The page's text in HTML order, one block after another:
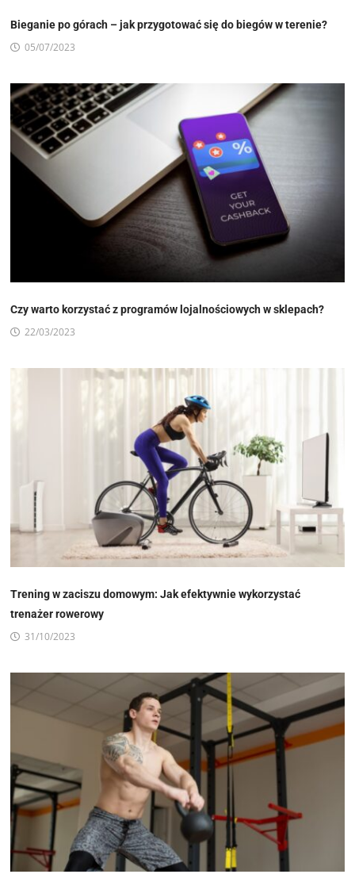
Bieganie po górach – jak przygotować się do biegów w terenie?
05/07/2023
Czy warto korzystać z programów lojalnościowych w sklepach?
22/03/2023
Trening w zaciszu domowym: Jak efektywnie wykorzystać
trenażer rowerowy
31/10/2023